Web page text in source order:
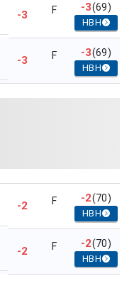
-3 F -3(69)
HBH
-3 F -3(69)
HBH
-2 F -2(70)
HBH
-2 F -2(70)
HBH